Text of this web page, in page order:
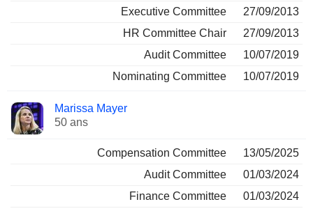
Executive Committee
27/09/2013
HR Committee Chair
27/09/2013
Audit Committee
10/07/2019
Nominating Committee
10/07/2019
Marissa Mayer
50 ans
Compensation Committee
13/05/2025
Audit Committee
01/03/2024
Finance Committee
01/03/2024